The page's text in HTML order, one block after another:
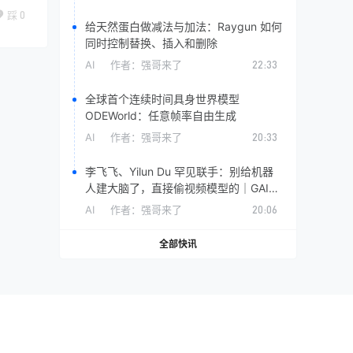
踩 0
给天然蛋白做减法与加法：Raygun 如何
同时控制替换、插入和删除
AI 作者： 强哥来了 22:33
全球首个连续时间具身世界模型
ODEWorld：任意帧率自由生成
AI 作者： 强哥来了 20:33
李飞飞、Yilun Du 罕见联手：别给机器
人建大脑了，直接偷视频模型的｜GAIR
Paper 115
AI 作者： 强哥来了 20:06
全部快讯